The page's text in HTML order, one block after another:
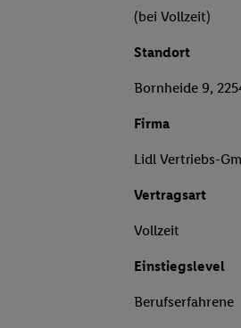
(bei Vollzeit)
Standort
Bornheide 9,
Firma
Lidl Vertriebs-
Vertragsart
Vollzeit
Einstiegslevel
Berufserfahrene